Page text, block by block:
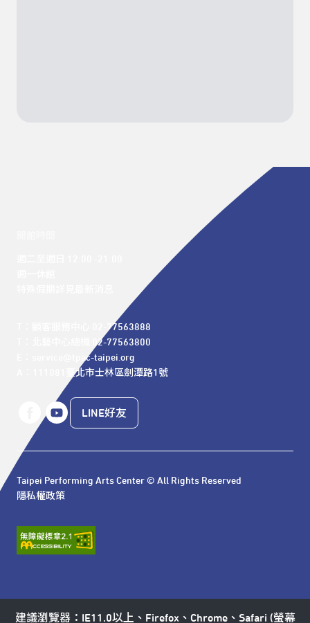
T：顧客服務中心 02-77563888
T：北藝中心總機 02-77563800
E：service@tpac-taipei.org
A：111081臺北市士林區劍潭路1號
LINE好友
Taipei Performing Arts Center © All Rights Reserved
隱私權政策
建議瀏覽器：IE11.0以上、Firefox、Chrome、Safari (螢幕